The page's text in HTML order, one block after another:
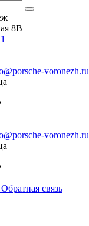
8В
voronezh.ru
voronezh.ru
Обратная связь